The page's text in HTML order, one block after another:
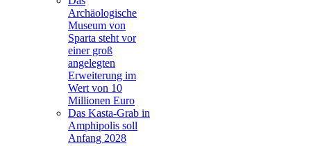
Archäologische
Museum von
Sparta steht vor
einer groß
angelegten
Erweiterung im
Wert von 10
Millionen Euro
Das Kasta-Grab in
Amphipolis soll
Anfang 2028